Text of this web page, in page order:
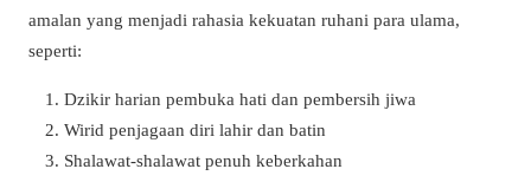
amalan yang menjadi rahasia kekuatan ruhani para ulama,
seperti:
Dzikir harian pembuka hati dan pembersih jiwa
Wirid penjagaan diri lahir dan batin
Shalawat-shalawat penuh keberkahan